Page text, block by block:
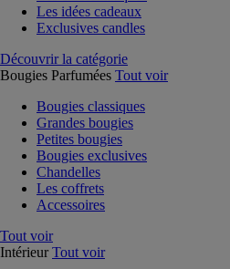
Les idées cadeaux
Exclusives candles
Découvrir la catégorie
Bougies Parfumées Tout voir
Bougies classiques
Grandes bougies
Petites bougies
Bougies exclusives
Chandelles
Les coffrets
Accessoires
Tout voir
Intérieur Tout voir